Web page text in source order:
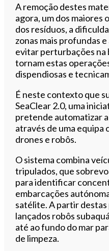
A remoção destes
agora, um dos maiores
dos resíduos, a
zonas mais profundas
evitar perturbações na
tornam estas
dispendiosas e
É neste contexto que
SeaClear 2.0, uma
pretende automatizar
através de uma equipa
drones e robôs.
O sistema combina
tripulados, que
para identificar
embarcações
satélite. A partir
lançados robôs
até ao fundo do mar
de limpeza.